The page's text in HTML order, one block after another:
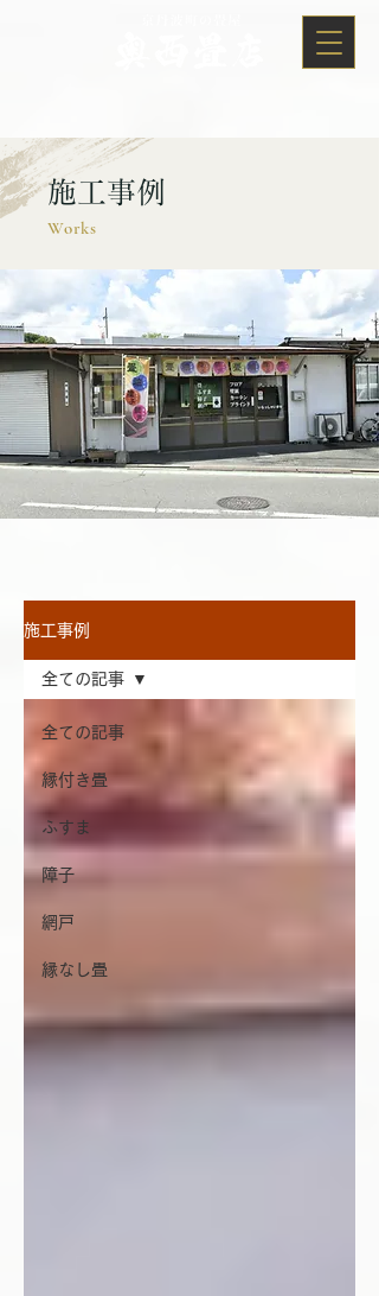
施工事例
Works
施工事例
全ての記事
縁付き畳
ふすま
障子
網戸
縁なし畳
全ての記事